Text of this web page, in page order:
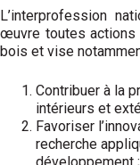
L’interprofession
œuvre toutes actions
bois et vise
Contribuer à la
intérieurs et
Favoriser
recherche